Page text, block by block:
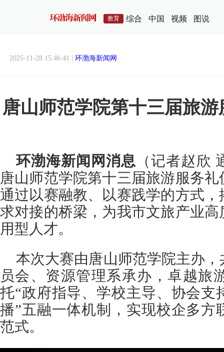
教育 综合 中国 视频 图说
2025-11-28 15:46:41 | 环渤海新闻网
唐山师范学院第十三届旅
环渤海新闻网消息 （记者赵欣
唐山师范学院第十三届旅游服务
通过以赛融教、以赛践学的方式
求对接的桥梁，为我市文旅产业
用型人才。
本次大赛由唐山师范学院主办
员会、资源管理系承办，卓越旅
托“政府指导、学校主导、协会支
播”五融一体机制，实现校企多方
范式。